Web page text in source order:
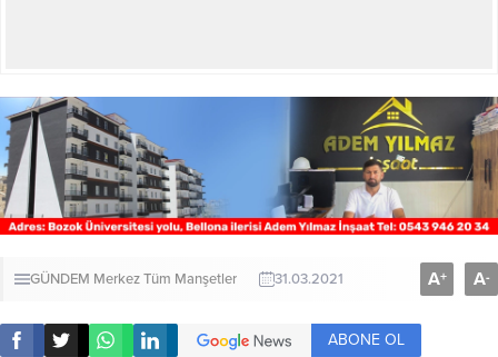
GÜNDEM MerkezTüm Manşetler 31.03.2021 A+ A-
ABONE OL